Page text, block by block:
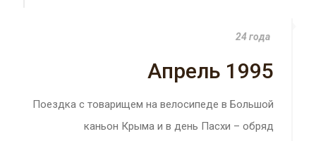
24 года
Апрель 1995
Поездка с товарищем на велосипеде в Большой
каньон Крыма и в день Пасхи – обряд